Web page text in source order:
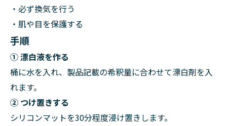
・必ず換気を行う
・肌や目を保護する
手順
① 漂白液を作る
桶に水を入れ、製品記載の希釈量に合わせて漂白剤を入
れます。
② つけ置きする
シリコンマットを30分程度浸け置きします。